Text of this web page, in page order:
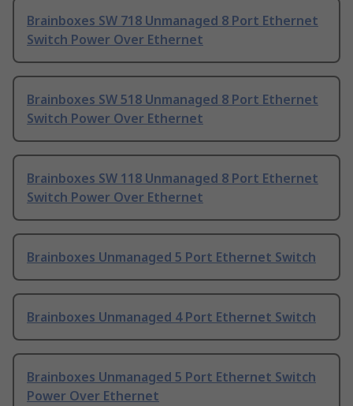
Brainboxes SW 718 Unmanaged 8 Port Ethernet
Switch Power Over Ethernet
Brainboxes SW 518 Unmanaged 8 Port Ethernet
Switch Power Over Ethernet
Brainboxes SW 118 Unmanaged 8 Port Ethernet
Switch Power Over Ethernet
Brainboxes Unmanaged 5 Port Ethernet Switch
Brainboxes Unmanaged 4 Port Ethernet Switch
Brainboxes Unmanaged 5 Port Ethernet Switch
Power Over Ethernet